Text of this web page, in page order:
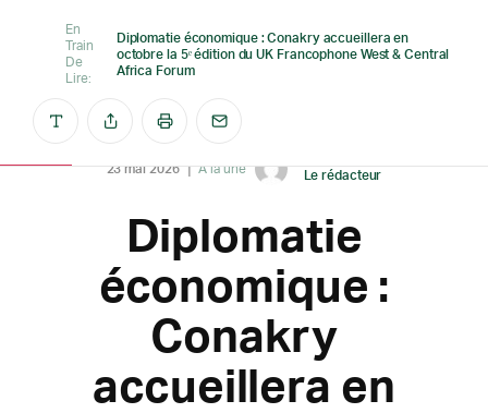
En
Train
De
Lire:
Diplomatie économique : Conakry accueillera en
octobre la 5ᵉ édition du UK Francophone West & Central
Africa Forum
23 mai 2026 A la une
Le rédacteur
Diplomatie
économique :
Conakry
accueillera en